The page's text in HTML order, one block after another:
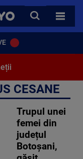
CAUTA
TOATE
CESANE
Trupul unei
femei din
județul
Botoșani,